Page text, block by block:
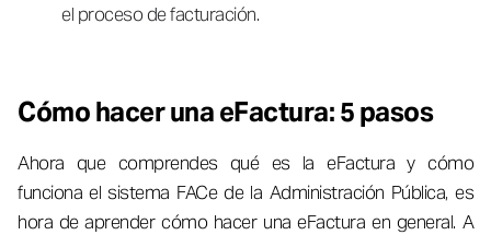
el proceso de facturación.
Cómo hacer una eFactura: 5 pasos
Ahora que comprendes qué es la eFactura y cómo
funciona el sistema FACe de la Administración Pública, es
hora de aprender cómo hacer una eFactura en general. A